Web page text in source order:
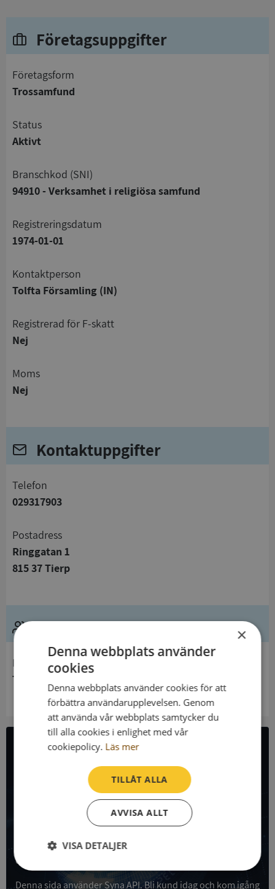
Företagsuppgifter
företagsform
Trossamfund
status
Aktivt
branschkod (SNI)
94910 - Verksamhet i religiösa samfund
registreringsdatum
1974-01-01
Kontaktperson
Tolfta Församling (IN)
registrerad för F-skatt
Nej
Moms
Nej
Kontaktuppgifter
telefon
029317903
Postadress
Ringgatan 1
815 37 Tierp
Ledning
Innehavare
Tolfta Församling
All företagsdata i API
Få all denna företagsinformation i Syna API
Syna API är ett blixtsnabbt API där du kan hämta
registrerade företagsuppgifter, betalningsanmärkningar,
skatteuppgifter och mycket mer på alla Sveriges företag
och personer.
Denna sida använder Syna API. Bli kund idag och kom igång
×
Denna webbplats använder
cookies
Denna webbplats använder cookies för att
förbättra användarupplevelsen. Genom
att använda vår webbplats samtycker du
till alla cookies i enlighet med vår
cookiepolicy. Läs mer
TILLÅT ALLA
AVVISA ALLT
VISA DETALJER
Strikt
nödvändigt
Prestanda Inriktning